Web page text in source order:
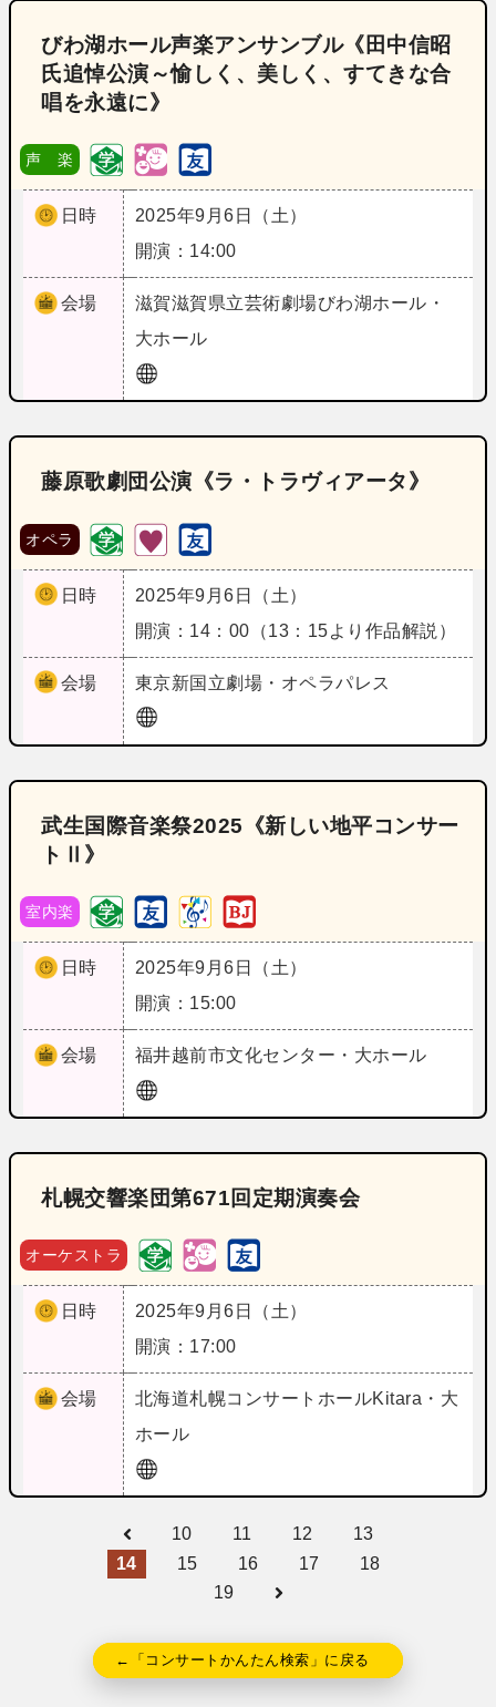
びわ湖ホール声楽アンサンブル《田中信昭
氏追悼公演～愉しく、美しく、すてきな合
唱を永遠に》
声 楽
日時
2025年9月6日（土）
開演：14:00
会場 滋賀滋賀県立芸術劇場びわ湖ホール・
大ホール
藤原歌劇団公演《ラ・トラヴィアータ》
オペラ
日時
2025年9月6日（土）
開演：14：00（13：15より作品解説）
会場 東京新国立劇場・オペラパレス
武生国際音楽祭2025《新しい地平コンサー
トⅡ》
室内楽
日時
2025年9月6日（土）
開演：15:00
会場 福井越前市文化センター・大ホール
札幌交響楽団第671回定期演奏会
オーケストラ
日時
2025年9月6日（土）
開演：17:00
会場 北海道札幌コンサートホールKitara・大
ホール
10 11 12
13
14
15 16 17
18
19
←「コンサートかんたん検索」に戻る